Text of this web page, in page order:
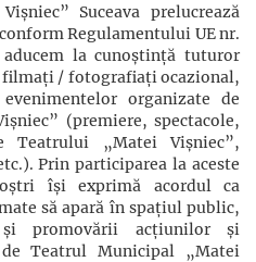
Suceava prelucrează
Regulamentului UE nr.
aducem la cunoștință tuturor
/ fotografiaţi ocazional,
organizate de
(premiere, spectacole,
Teatrului „Matei Vișniec”,
Prin participarea la aceste
își exprimă acordul ca
să apară în spațiul public,
promovării acţiunilor şi
Teatrul Municipal „Matei